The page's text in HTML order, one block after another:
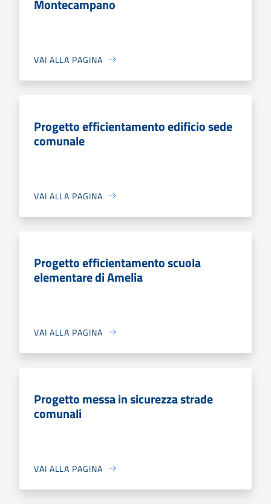
Montecampano
VAI ALLA PAGINA
Progetto efficientamento edificio sede
comunale
VAI ALLA PAGINA
Progetto efficientamento scuola
elementare di Amelia
VAI ALLA PAGINA
Progetto messa in sicurezza strade
comunali
VAI ALLA PAGINA